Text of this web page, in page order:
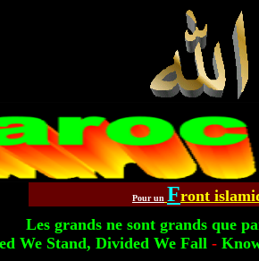
Pour un Front
Les grands ne sont grands que
We Stand, Divided We Fall -